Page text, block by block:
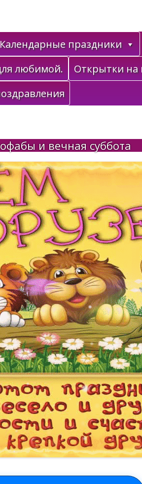
Календарные праздники
любимой.
Открытки
и вечная суббота